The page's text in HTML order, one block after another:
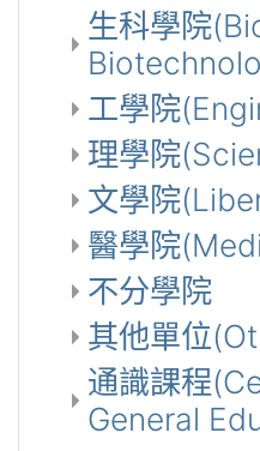
生科學院
工學院
理學院
文學院
醫學院
不分學院
其他單位
通識課程
General